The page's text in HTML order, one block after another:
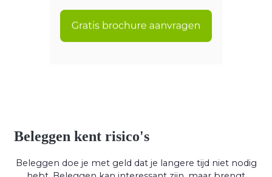
Beleggen kent risico's
Beleggen doe je met geld dat je langere tijd niet nodig